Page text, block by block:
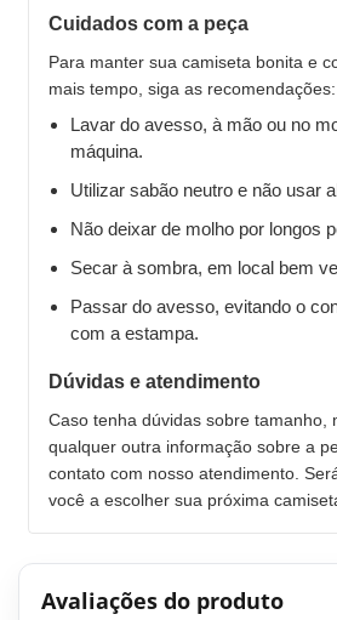
Cuidados com a peça
Para manter sua camiseta bonita e
mais tempo, siga as recomendações:
Lavar do avesso, à mão ou no
máquina.
Utilizar sabão neutro e não usar
Não deixar de molho por longos
Secar à sombra, em local bem
Passar do avesso, evitando o
com a estampa.
Dúvidas e atendimento
Caso tenha dúvidas sobre tamanho,
qualquer outra informação sobre a
contato com nosso atendimento.
você a escolher sua próxima
Avaliações do produto